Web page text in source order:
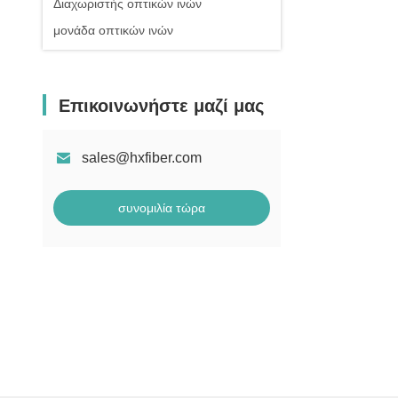
Διαχωριστής οπτικών ινών
μονάδα οπτικών ινών
Επικοινωνήστε μαζί μας
sales@hxfiber.com
συνομιλία τώρα